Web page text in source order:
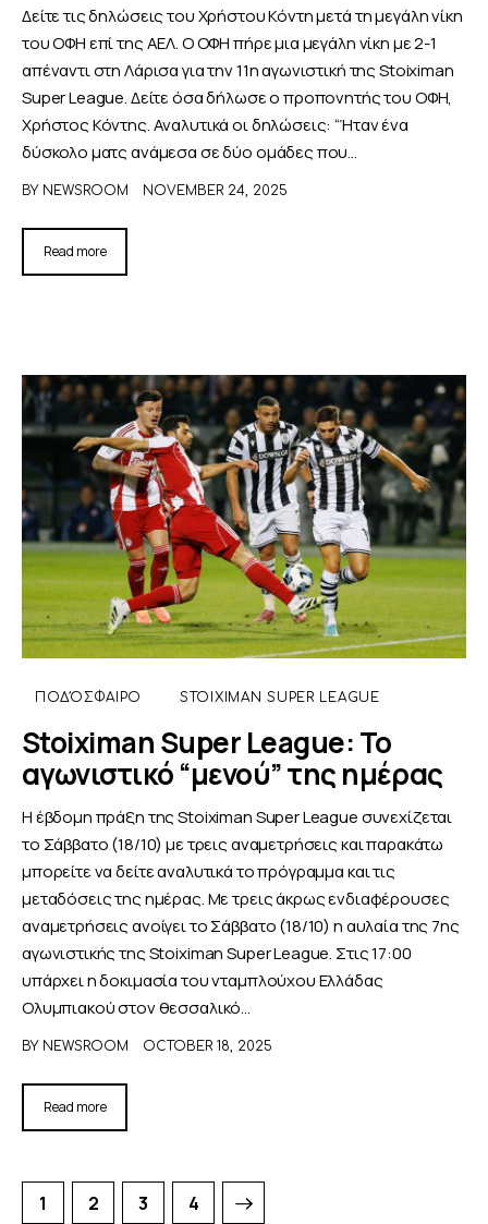
Δείτε τις δηλώσεις του Χρήστου Κόντη μετά τη μεγάλη νίκη
του ΟΦΗ επί της ΑΕΛ. Ο ΟΦΗ πήρε μια μεγάλη νίκη με 2-1
απέναντι στη Λάρισα για την 11η αγωνιστική της Stoiximan
Super League. Δείτε όσα δήλωσε ο προπονητής του ΟΦΗ,
Χρήστος Κόντης. Αναλυτικά οι δηλώσεις: “Ήταν ένα
δύσκολο ματς ανάμεσα σε δύο ομάδες που…
BY NEWSROOM NOVEMBER 24, 2025
Read more
ΠΟΔΌΣΦΑΙΡΟ STOIXIMAN SUPER LEAGUE
Stoiximan Super League: Το
αγωνιστικό “μενού” της ημέρας
Η έβδομη πράξη της Stoiximan Super League συνεχίζεται
το Σάββατο (18/10) με τρεις αναμετρήσεις και παρακάτω
μπορείτε να δείτε αναλυτικά το πρόγραμμα και τις
μεταδόσεις της ημέρας. Με τρεις άκρως ενδιαφέρουσες
αναμετρήσεις ανοίγει το Σάββατο (18/10) η αυλαία της 7ης
αγωνιστικής της Stoiximan Super League. Στις 17:00
υπάρχει η δοκιμασία του νταμπλούχου Ελλάδας
Ολυμπιακού στoν θεσσαλικό…
BY NEWSROOM OCTOBER 18, 2025
Read more
1 2 3 4
>